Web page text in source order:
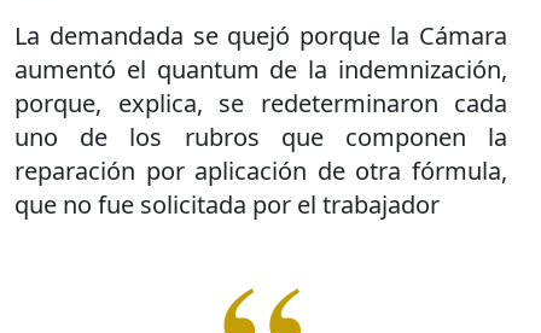
La demandada se quejó porque la Cámara
aumentó el quantum de la indemnización,
porque, explica, se redeterminaron cada
uno de los rubros que componen la
reparación por aplicación de otra fórmula,
que no fue solicitada por el trabajador